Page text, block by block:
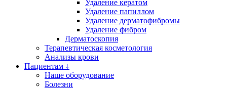
Удаление кератом
Удаление папиллом
Удаление дерматофибромы
Удаление фибром
Дерматоскопия
Терапевтическая косметология
Анализы крови
Пациентам ↓
Наше оборудование
Болезни